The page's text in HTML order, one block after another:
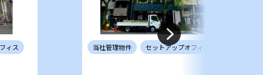
ィス 当社管理物件 セットアップオフィス